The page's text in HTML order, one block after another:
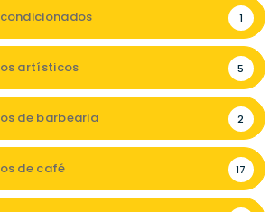
1
artísticos 5
de barbearia 2
de café 17